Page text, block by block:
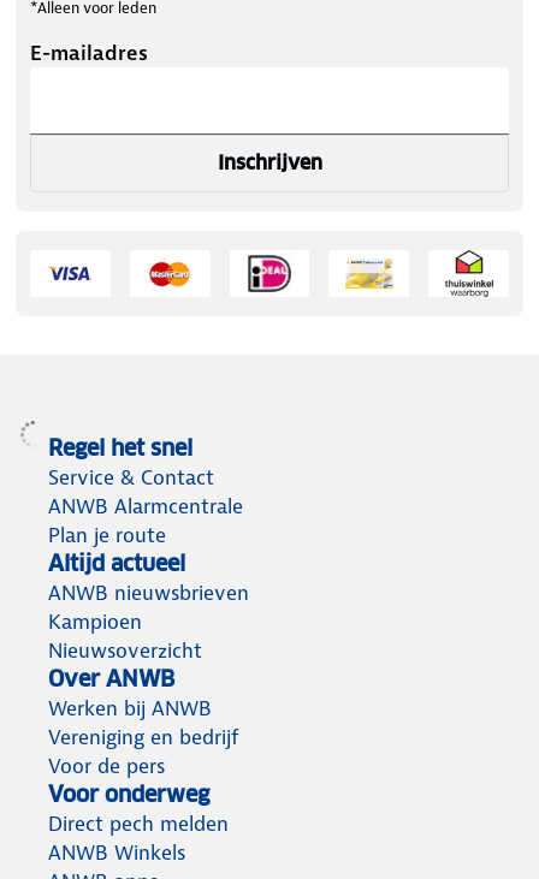
*Alleen voor leden
E-mailadres
Inschrijven
Regel het snel
Service & Contact
ANWB Alarmcentrale
Plan je route
Altijd actueel
ANWB nieuwsbrieven
Kampioen
Nieuwsoverzicht
Over ANWB
Werken bij ANWB
Vereniging en bedrijf
Voor de pers
Voor onderweg
Direct pech melden
ANWB Winkels